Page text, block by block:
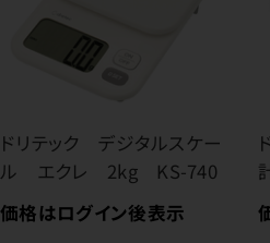
ドリテック デジタルスケー
ル エクレ 2kg KS-740
価格はログイン後表示